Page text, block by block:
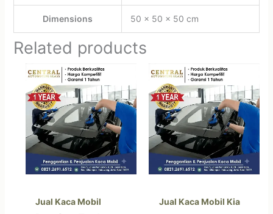
Dimensions 50 × 50 × 50 cm
Related products
Jual Kaca Mobil
Jual Kaca Mobil Kia